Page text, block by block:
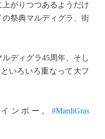
がりつつあるようだけ
祭典マルディグラ、街
ディグラ45周年、そし
いろいろ重なって大フ
ンボー。 #MardiGras